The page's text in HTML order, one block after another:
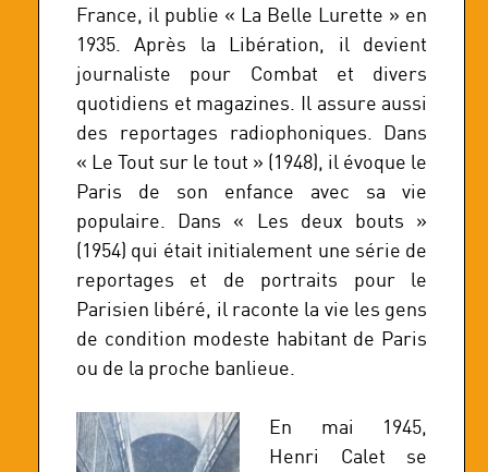
France, il publie « La Belle Lurette » en
1935. Après la Libération, il devient
journaliste pour Combat et divers
quotidiens et magazines. Il assure aussi
des reportages radiophoniques. Dans
« Le Tout sur le tout » (1948), il évoque le
Paris de son enfance avec sa vie
populaire. Dans « Les deux bouts »
(1954) qui était initialement une série de
reportages et de portraits pour le
Parisien libéré, il raconte la vie les gens
de condition modeste habitant de Paris
ou de la proche banlieue.
En mai 1945,
Henri Calet se